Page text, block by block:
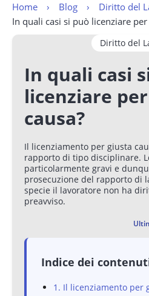
Home Blog
Diritto del
In quali casi si può licenziare per
Diritto del
In quali casi
licenziare
causa?
Il licenziamento per giusta
rapporto di tipo disciplinare.
particolarmente gravi e
prosecuzione del rapporto di
specie il lavoratore non ha
preavviso.
Indice dei
1. Il licenziamento per